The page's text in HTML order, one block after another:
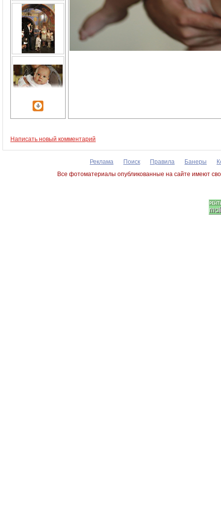
Написать новый комментарий
Реклама Поиск Правила Банеры
Все фотоматериалы опубликованные на сайте имеют